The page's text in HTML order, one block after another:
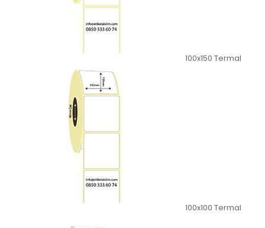
100x150 Termal
100x100 Termal